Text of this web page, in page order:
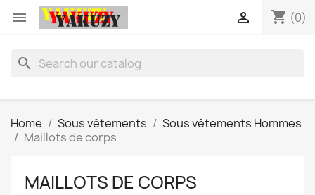
 shopping_cart (0)

search
Home Sous vêtements
Sous vêtements Hommes
Maillots de corps
MAILLOTS DE CORPS